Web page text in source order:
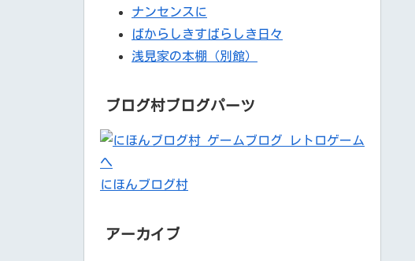
ナンセンスに
ばからしきすばらしき日々
浅見家の本棚（別館）
ブログ村ブログパーツ
にほんブログ村
アーカイブ